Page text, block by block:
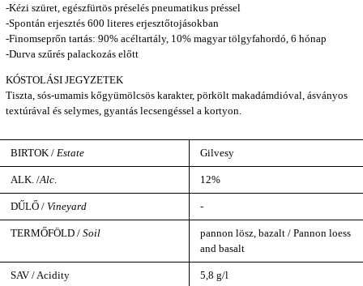
-Kézi szüret, egészfürtös préselés pneumatikus préssel
-Spontán erjesztés 600 literes erjesztőtojásokban
-Finomseprőn tartás: 90% acéltartály, 10% magyar tölgyfahordó, 6 hónap
-Durva szűrés palackozás előtt
KÓSTOLÁSI JEGYZETEK
Tiszta, sós-umamis kőgyümölcsös karakter, pörkölt makadámdióval, ásványos
textúrával és selymes, gyantás lecsengéssel a kortyon.
BIRTOK / Estate Gilvesy
ALK. /Alc. 12%
DŰLŐ / Vineyard -
TERMŐFÖLD / Soil
pannon lösz, bazalt / Pannon loess
and basalt
SAV / Acidity 5,8 g/l